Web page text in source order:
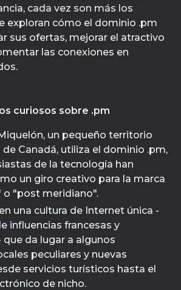
cada vez son más los
exploran cómo el dominio .pm
sus ofertas, mejorar el atractivo
las conexiones en
curiosos sobre .pm
un pequeño territorio
de Canadá, utiliza el dominio .pm,
de la tecnología han
un giro creativo para la marca
o "post meridiano".
una cultura de Internet única -
influencias francesas y
que da lugar a algunos
peculiares y nuevas
servicios turísticos hasta el
de nicho.